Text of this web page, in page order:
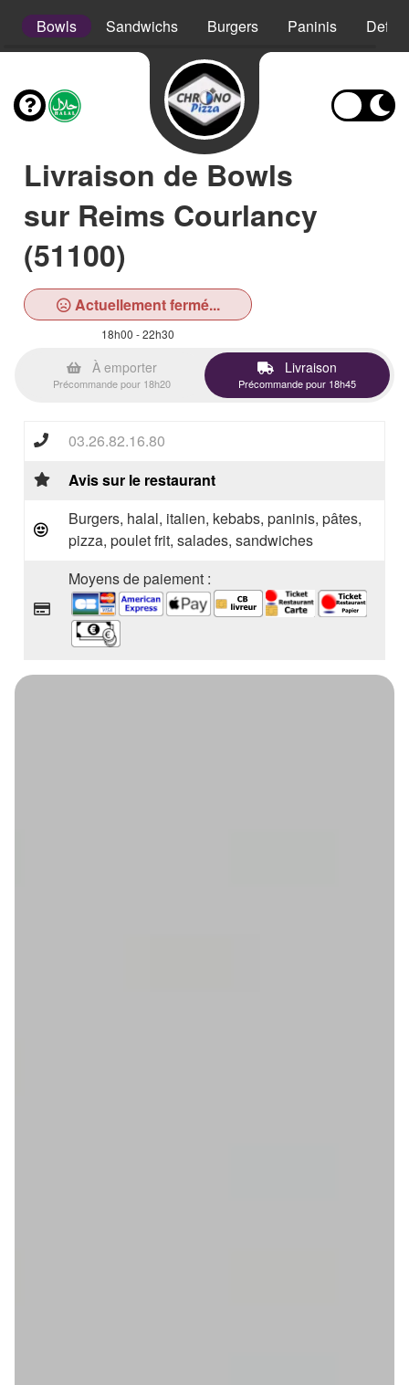
Bowls Sandwichs Burgers Paninis
Livraison de Bowls
sur Reims Courlancy
(51100)
Actuellement fermé...
18h00 - 22h30
À emporter
Précommande pour 18h20
Livraison
Précommande pour 18h45
03.26.82.16.80
Avis sur le restaurant
Burgers, halal, italien, kebabs, paninis, pâtes,
pizza, poulet frit, salades, sandwiches
Moyens de paiement :